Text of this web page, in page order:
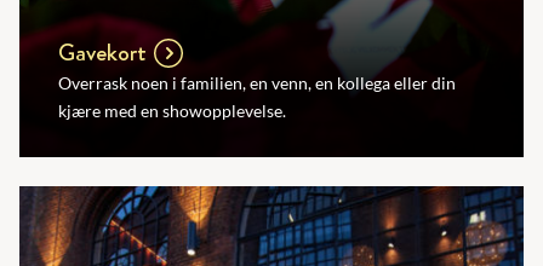
Gavekort
Overrask noen i familien, en venn, en kollega eller din
kjære med en showopplevelse.